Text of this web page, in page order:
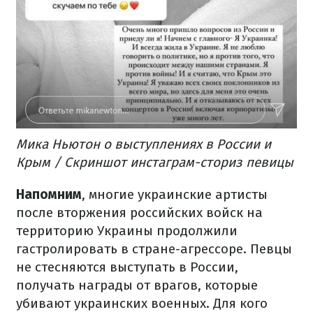
Мика Ньютон о выступлениях в России и
Крым / Скриншот инстаграм-сториз певицы
Напомним, многие украинские артисты
после вторжения российских войск на
территорию Украины продолжили
гастролировать в стране-агрессоре. Певцы
не стесняются выступать в России,
получать награды от врагов, которые
убивают украинских военных. Для кого